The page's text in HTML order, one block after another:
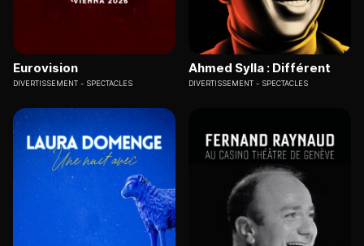
Eurovision
DIVERTISSEMENT SPECTACLES
Ahmed Sylla : Différent
DIVERTISSEMENT SPECTACLES